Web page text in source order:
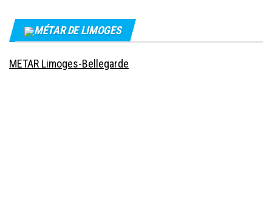
MÉTAR DE LIMOGES
METAR Limoges-Bellegarde